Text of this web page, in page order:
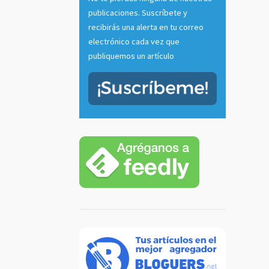
publicaciones. Suscríbete y
recibirás una alerta en tu correo
electrónico cada vez que
publiquemos un artículo